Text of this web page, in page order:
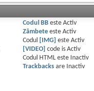
Codul BBeste Activ
Zâmbeteeste Activ
Codul
[IMG] este Activ
[VIDEO]
code is Activ
Codul HTML este
Inactiv
Trackbacksare
Inactiv